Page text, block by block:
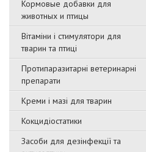
Кормовые добавки для
животных и птицы
Вітаміни і стимулятори для
тварин та птиці
Протипаразитарні ветеринарні
препарати
Креми і мазі для тварин
Кокцидіостатики
Засоби для дезінфекції та